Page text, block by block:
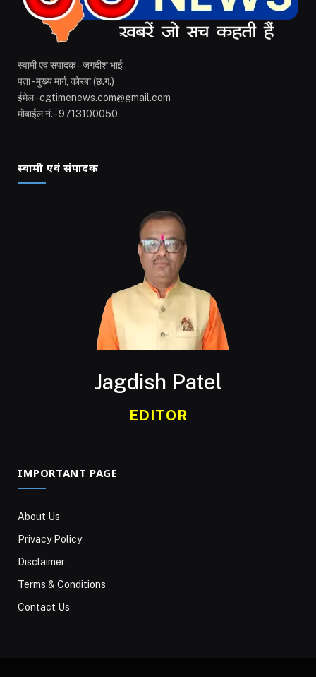
स्वामी एवं संपादक – जगदीश भाई
पता - मुख्य मार्ग, कोरबा (छ.ग.)
ईमेल - cgtimenews.com@gmail.com
मोबाईल नं. - 9713100050
स्वामी एवं संपादक
Jagdish Patel
EDITOR
IMPORTANT PAGE
About Us
Privacy Policy
Disclaimer
Terms & Conditions
Contact Us